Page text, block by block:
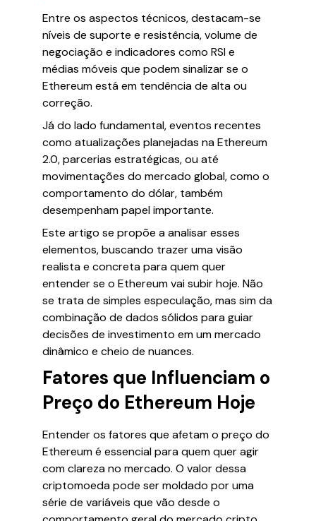
Entre os aspectos técnicos, destacam-se
níveis de suporte e resistência, volume de
negociação e indicadores como RSI e
médias móveis que podem sinalizar se o
Ethereum está em tendência de alta ou
correção.
Já do lado fundamental, eventos recentes
como atualizações planejadas na Ethereum
2.0, parcerias estratégicas, ou até
movimentações do mercado global, como o
comportamento do dólar, também
desempenham papel importante.
Este artigo se propõe a analisar esses
elementos, buscando trazer uma visão
realista e concreta para quem quer
entender se o Ethereum vai subir hoje. Não
se trata de simples especulação, mas sim da
combinação de dados sólidos para guiar
decisões de investimento em um mercado
dinâmico e cheio de nuances.
Fatores que Influenciam o
Preço do Ethereum Hoje
Entender os fatores que afetam o preço do
Ethereum é essencial para quem quer agir
com clareza no mercado. O valor dessa
criptomoeda pode ser moldado por uma
série de variáveis que vão desde o